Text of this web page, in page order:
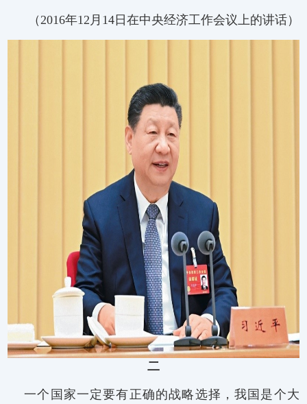
（2016年12月14日在中央经济工作会议上的讲话）
二
一个国家一定要有正确的战略选择，我国是个大